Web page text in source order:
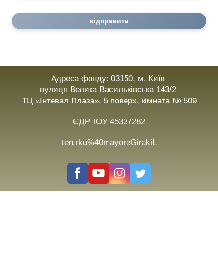
відправити
Адреса фонду: 03150, м. Київ
вулиця Велика Васильківська 143/2
ТЦ «Інтевал Плаза», 5 поверх, кімната № 509
ЄДРПОУ 45337282
ten.rku%40mayoreGirakiL